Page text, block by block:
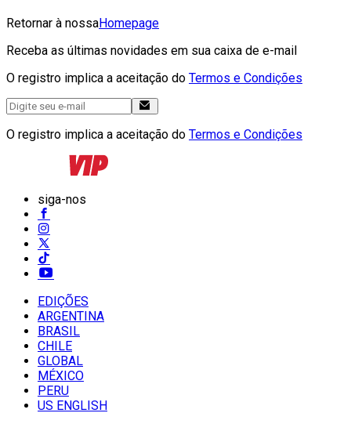
Retornar à nossaHomepage
Receba as últimas novidades em sua caixa de e-mail
O registro implica a aceitação do Termos e Condições
O registro implica a aceitação do Termos e Condições
siga-nos
EDIÇÕES
ARGENTINA
BRASIL
CHILE
GLOBAL
MÉXICO
PERU
US ENGLISH